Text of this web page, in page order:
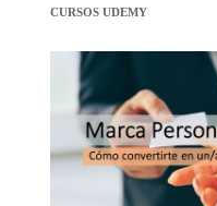
CURSOS UDEMY